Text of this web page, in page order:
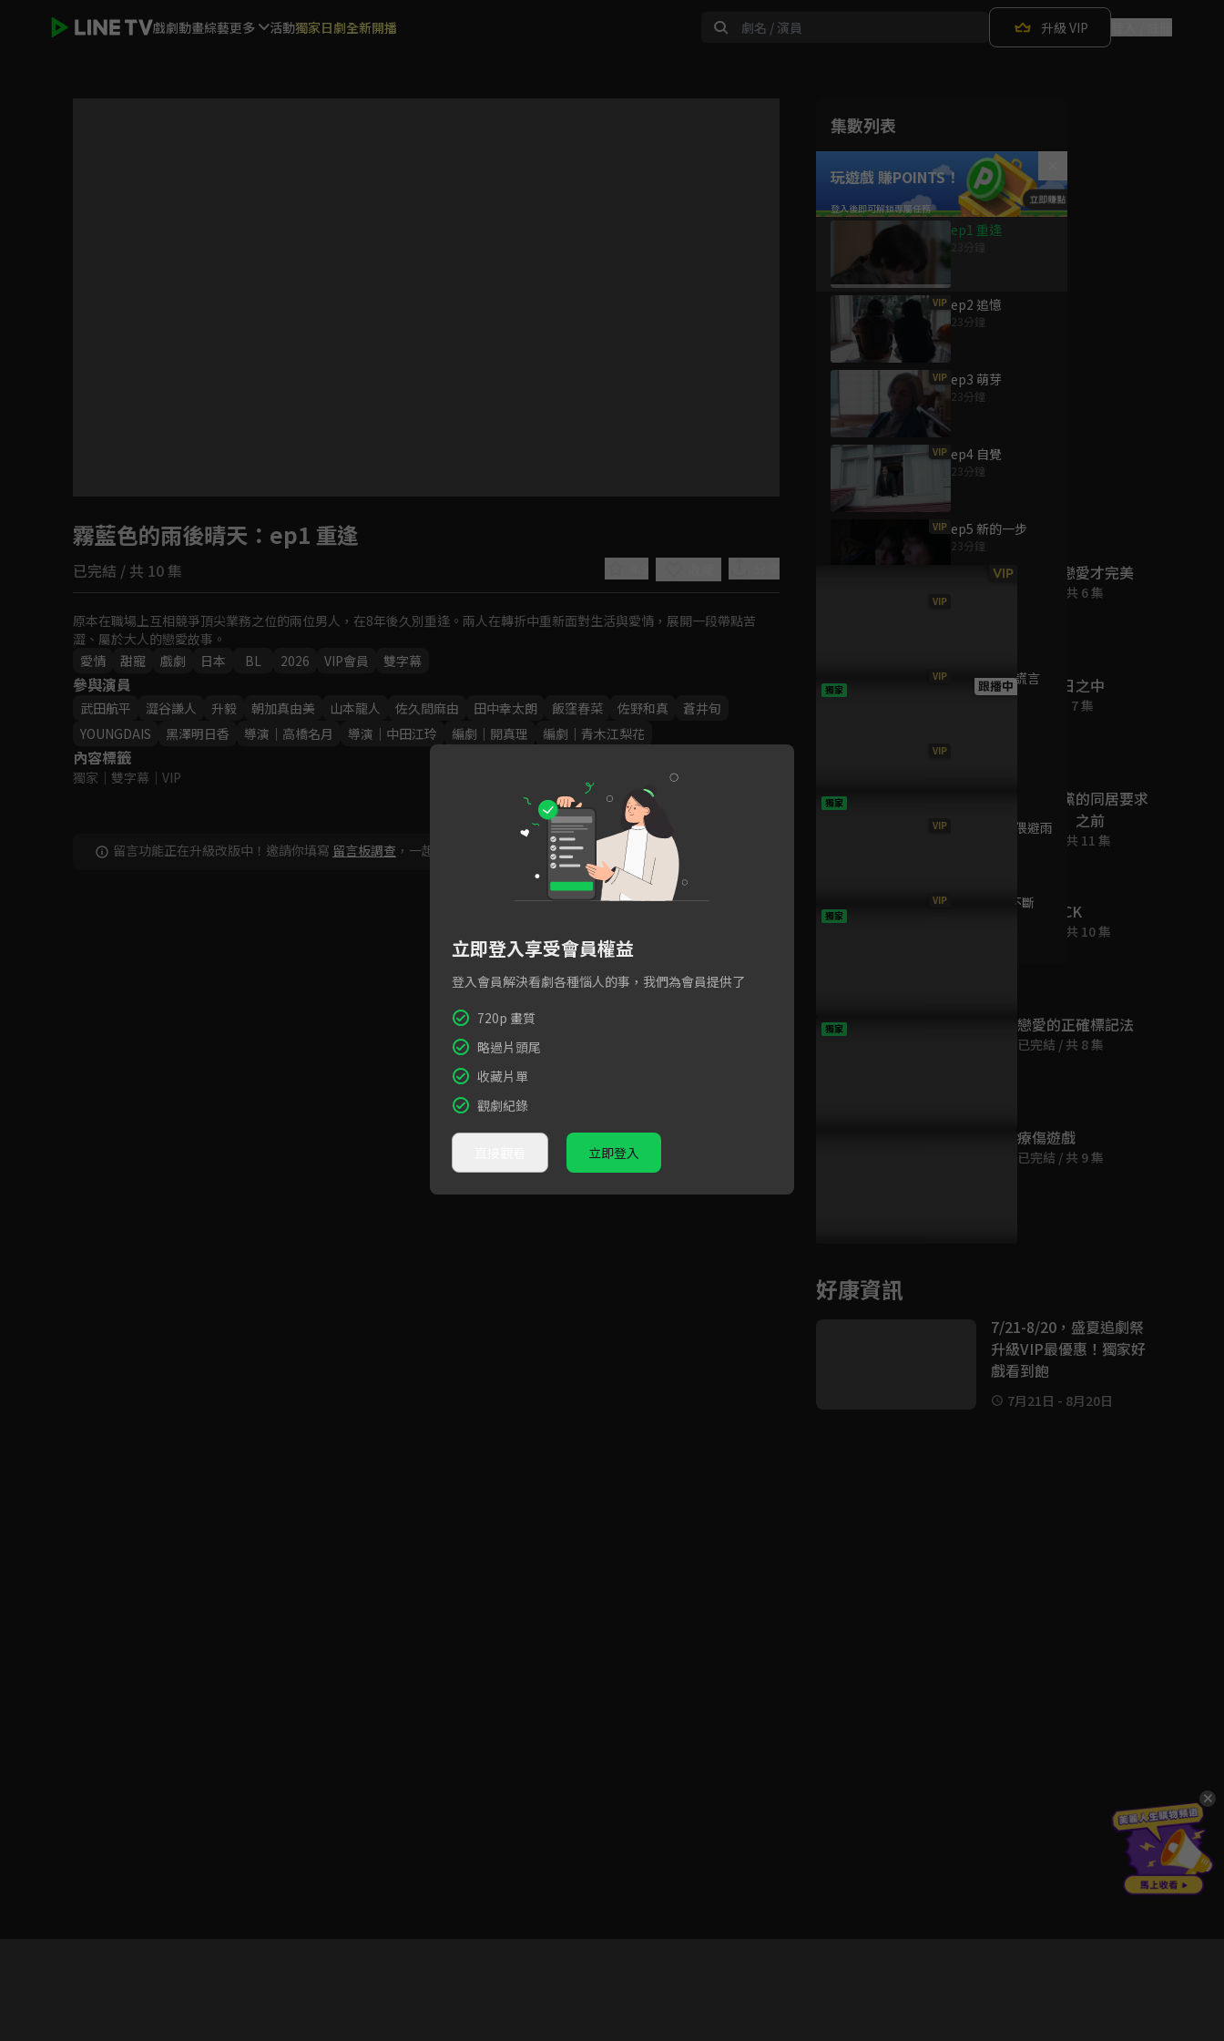
戲劇動畫綜藝更多 活動獨家日劇全新開播 升級 VIP
Play
如有不便請見諒
集數列表
玩遊戲 賺POINTS！
ep1 重逢
VIP ep2 追憶
23分鐘
VIP ep3 萌芽
23分鐘
VIP ep4 自覺
23分鐘
VIP ep5 新的一步
23分鐘
VIP
VIP ep7 善意的謊言
23分鐘
VIP
VIP ep9 相互依偎避雨
VIP ep10 連綿不斷
霧藍色的雨後晴天 ：ep1 重逢
已完結 / 共 10 集
原本在職場上互相競爭頂尖業務之位的兩位男人，在8年後久別重逢。兩人在轉折中重新面對生活與愛情⁡，展開一段帶點苦
澀、屬於大人的戀愛故事⁡。
愛情
甜寵 戲劇 日本 BL 2026 VIP會員 雙字幕
參與演員
武田航平 澀谷謙人 升毅 朝加真由美 山本龍人 佐久間麻由 田中幸太朗 飯窪春菜 佐野和真
蒼井旬
YOUNGDAIS
黑澤明日香 導演｜高橋名月 導演｜中田江玲 編劇｜開真理 編劇｜青木江梨花
內容標籤
獨家 ｜ 雙字幕 ｜ VIP
留言功能正在升級改版中！邀請你填寫 留言板調查 ，一起共創新版留言功能！
VIP 第二次戀愛才完美
已完結 / 共 6 集
跟播中
獨家 你在夏日之中
跟播至第 7 集
獨家
在對死黨的同居要求
說「好」之前
已完結 / 共 11 集
獨家 PAYBACK
已完結 / 共 10 集
獨家 戀愛的正確標記法
已完結 / 共 8 集
療傷遊戲
已完結 / 共 9 集
好康資訊
7/21-8/20，盛夏追劇祭
升級VIP最優惠！獨家好
戲看到飽
7月21日 - 8月20日
立即登入享受會員權益
登入會員解決看劇各種惱人的事，我們為會員提供了
720p 畫質
略過片頭尾
收藏片單
觀劇紀錄
立即登入